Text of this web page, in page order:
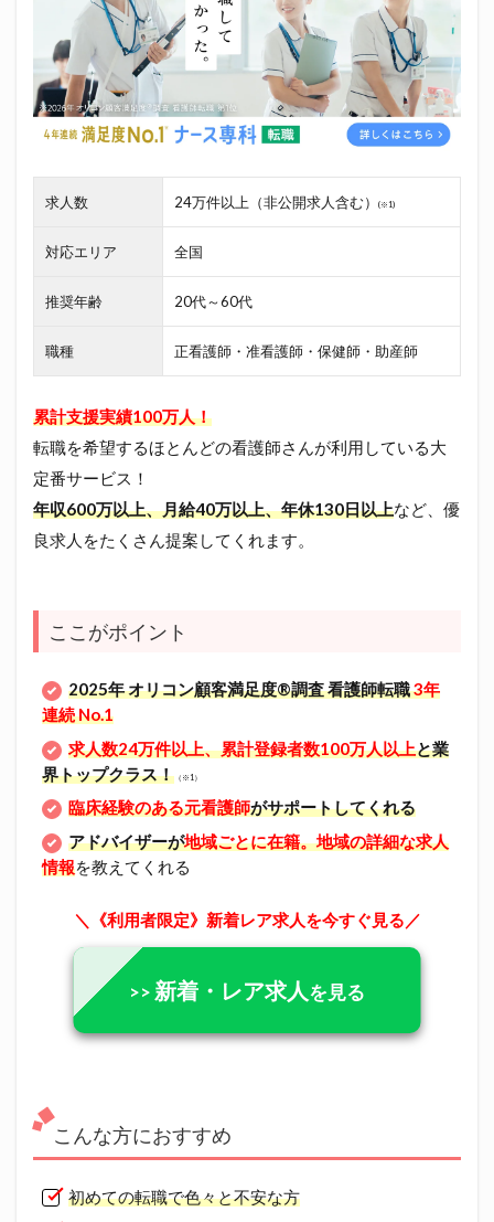
求人数 24万件以上（非公開求人含む） (※1)
対応エリア 全国
推奨年齢 20代～60代
職種 正看護師・准看護師・保健師・助産師
累計支援実績100万人！
転職を希望するほとんどの看護師さんが利用している大
定番サービス！
年収600万以上、月給40万以上、年休130日以上など、優
良求人をたくさん提案してくれます。
ここがポイント
2025年 オリコン顧客満足度®調査 看護師転職3年
連続 No.1
求人数24万件以上、累計登録者数100万人以上と業
界トップクラス！（※1）
臨床経験のある元看護師がサポートしてくれる
アドバイザーが地域ごとに在籍。地域の詳細な求人
情報を教えてくれる
＼《利用者限定》新着レア求人を今すぐ見る／
>> 新着・レア求人 を見る
こんな方におすすめ
初めての転職で色々と不安な方